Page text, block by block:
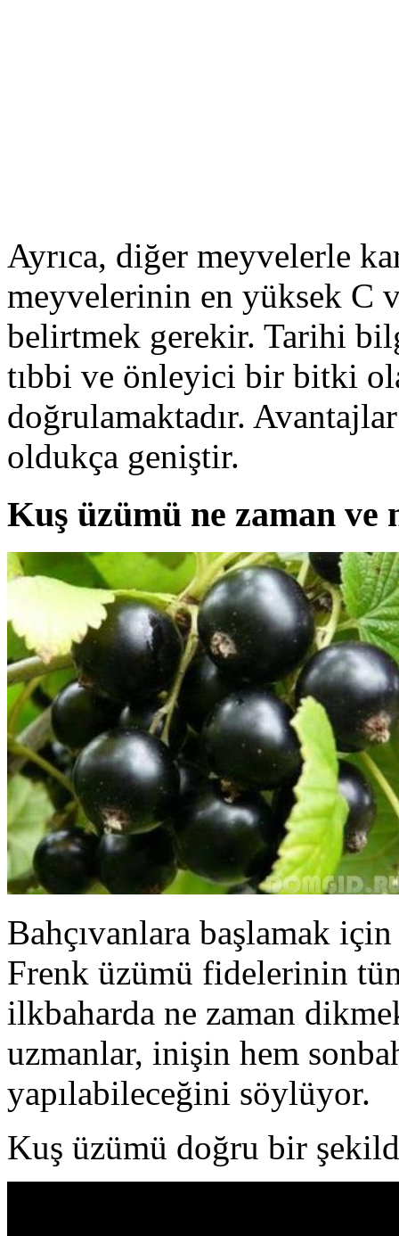
Ayrıca, diğer meyvelerle
meyvelerinin en yüksek
belirtmek gerekir. Tarihi
tıbbi ve önleyici bir bitki
doğrulamaktadır.
oldukça geniştir.
Kuş üzümü ne zaman ve
Bahçıvanlara başlamak
Frenk üzümü fidelerinin
ilkbaharda ne zaman
uzmanlar, inişin hem
yapılabileceğini söylüyor.
Kuş üzümü doğru bir